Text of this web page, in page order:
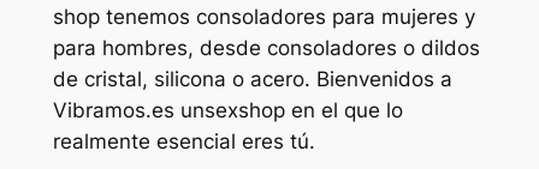
shop tenemos consoladores para mujeres y
para hombres, desde consoladores o dildos
de cristal, silicona o acero. Bienvenidos a
Vibramos.es unsexshop en el que lo
realmente esencial eres tú.